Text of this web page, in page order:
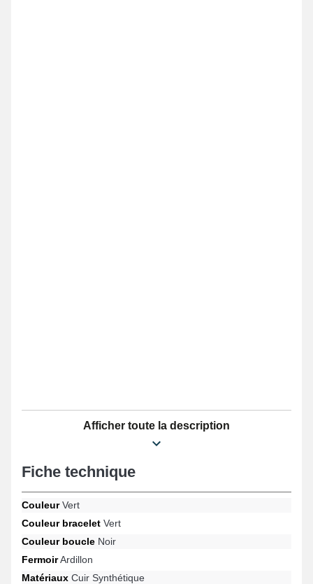
Afficher toute la description
Fiche technique
CouleurVert
Couleur bracelet Vert
Couleur boucle Noir
FermoirArdillon
Matériaux Cuir Synthétique